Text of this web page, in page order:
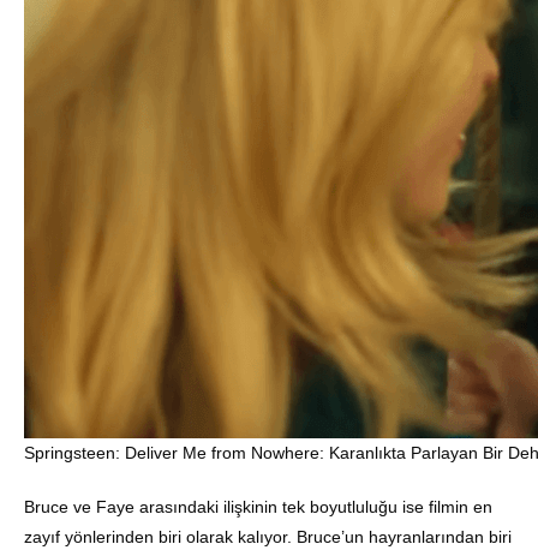
Springsteen: Deliver Me from Nowhere: Karanlıkta Parlayan Bir
Bruce ve Faye arasındaki ilişkinin tek boyutluluğu ise filmin en
zayıf yönlerinden biri olarak kalıyor. Bruce’un hayranlarından biri